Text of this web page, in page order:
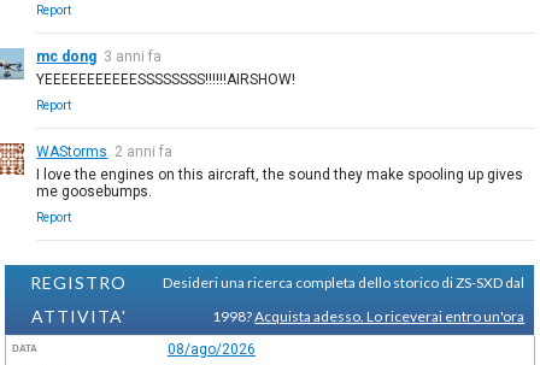
Report
mc dong 3 anni fa
YEEEEEEEEEEESSSSSSSS!!!!!!AIRSHOW!
Report
WAStorms 2 anni fa
I love the engines on this aircraft, the sound they make spooling up gives
me goosebumps.
Report
REGISTRO
ATTIVITA'
Desideri una ricerca completa dello storico di ZS-SXD dal
1998?Acquista adesso. Lo riceverai entro un'ora
DATA 08/ago/2026